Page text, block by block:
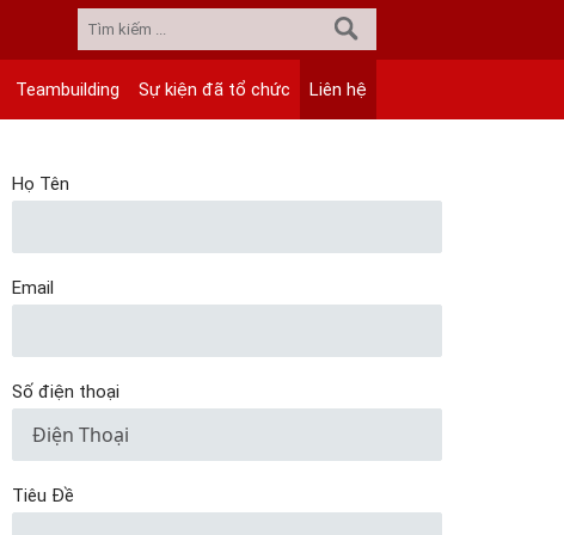
Teambuilding Sự kiện đã tổ chức Liên hệ
Họ Tên
Email
Số điện thoại
Tiêu Đề